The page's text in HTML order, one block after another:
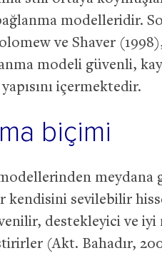
modelleridir.
ve Shaver
modeli güvenli,
içermektedir.
biçimi
kendisini sevilebilir
destekleyici ve
(Akt. Bahadır,